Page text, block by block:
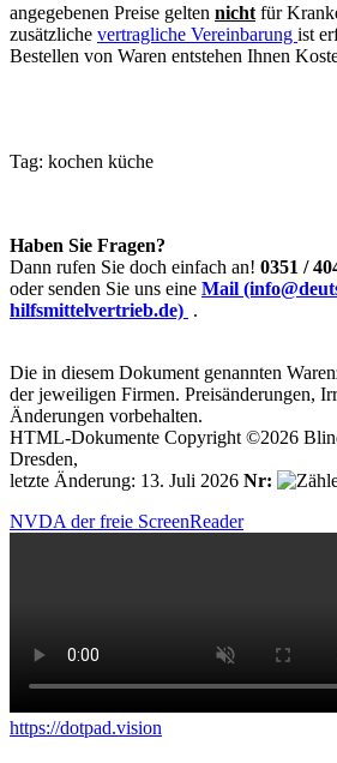
angegebenen Preise gelten nicht für
zusätzliche vertragliche Vereinbarung ist
Bestellen von Waren entstehen Ihnen
Tag: kochen küche
Haben Sie Fragen?
Dann rufen Sie doch einfach an! 0351 /
oder senden Sie uns eine Mail
hilfsmittelvertrieb.de) .
Die in diesem Dokument genannten
der jeweiligen Firmen. Preisänderungen,
Änderungen vorbehalten.
HTML-Dokumente Copyright ©2026
Dresden,
letzte Änderung: 13. Juli 2026 Nr:
NVDA der freie ScreenReader
https://dotpad.vision